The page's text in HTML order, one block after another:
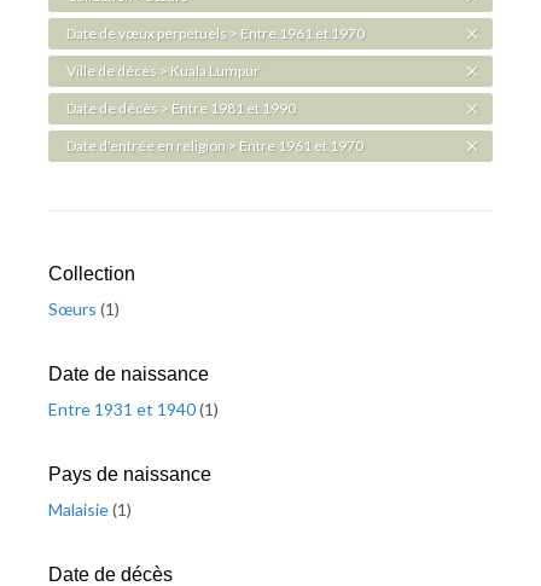
Date de vœux perpétuels > Entre 1961 et 1970
Ville de décès > Kuala Lumpur
Date de décès > Entre 1981 et 1990
Date d'entrée en religion > Entre 1961 et 1970
Collection
Sœurs (1)
Date de naissance
Entre 1931 et 1940(1)
Pays de naissance
Malaisie(1)
Date de décès